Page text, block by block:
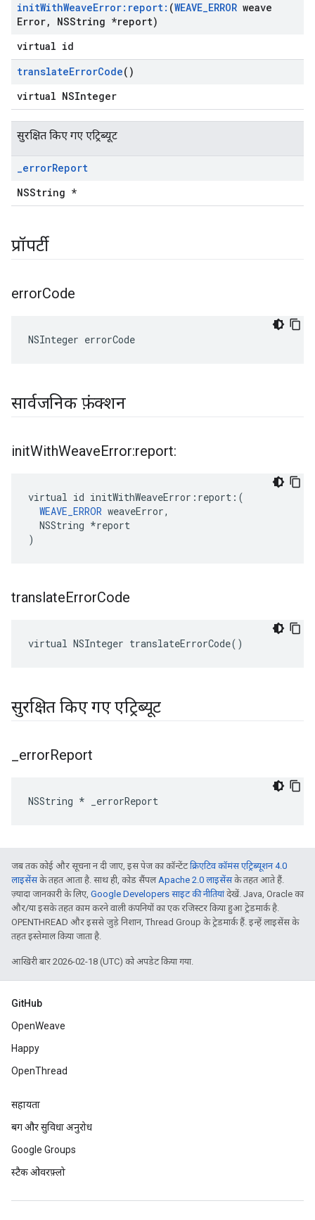
initWithWeaveError:report: (WEAVE_ERROR weave
Error,
NSString *report)
virtual id
translateErrorCode()
virtual NSInteger
सुरक्षित किए गए एट्रिब्यूट
_errorReport
NSString *
प्रॉपर्टी
errorCode
NSInteger errorCode
सार्वजनिक फ़ंक्शन
initWithWeaveError:report:
virtual id initWithWeaveError:report:(
WEAVE_ERROR weaveError,
  NSString *report
)
translateErrorCode
virtual NSInteger translateErrorCode()
सुरक्षित किए गए एट्रिब्यूट
errorReport
NSString * _errorReport
जब तक कोई और सूचना न दी जाए, इस पेज का कॉन्टेंटक्रिएटिव कॉमंस एट्रिब्यूशन 4.0
लाइसेंसके तहत आता है. साथ ही, कोड सैंपलApache 2.0 लाइसेंसके तहत आते हैं.
ज़्यादा जानकारी के लिए, Google Developers साइट की नीतियांदेखें. Java, Oracle का
और/या इसके तहत काम करने वाली कंपनियों का एक रजिस्टर किया हुआ ट्रेडमार्क है.
OPENTHREAD और इससे जुड़े निशान, Thread Group के ट्रेडमार्क हैं. इन्हें लाइसेंस के
तहत इस्तेमाल किया जाता है.
आखिरी बार 2026-02-18 (UTC) को अपडेट किया गया.
GitHub
OpenWeave
Happy
OpenThread
सहायता
बग और सुविधा अनुरोध
Google Groups
स्टैक ओवरफ़्लो